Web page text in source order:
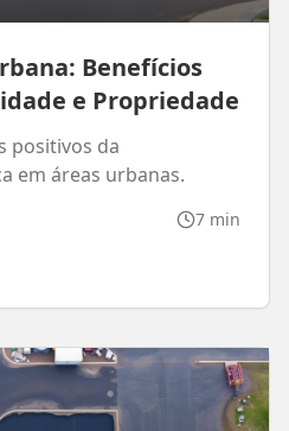
Benefícios
e Propriedade
positivos da
em áreas urbanas.
7 min